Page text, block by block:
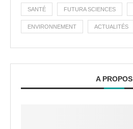
SANTÉ FUTURA SCIENCES
ENVIRONNEMENT ACTUALITÉS
A PROPOS